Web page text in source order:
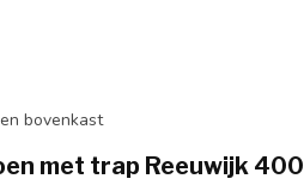
bovenkast
met trap Reeuwijk